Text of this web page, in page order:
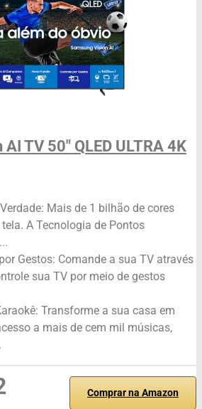
TV 50" QLED ULTRA 4K
Mais de 1 bilhão de cores
A Tecnologia de Pontos
Gestos: Comande a sua TV através
sua TV por meio de gestos
Transforme a sua casa em
a mais de cem mil músicas,
Comprar na Amazon